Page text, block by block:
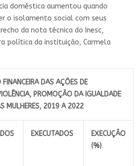
doméstica aumentou quando
o isolamento social com seus
da nota técnica do Inesc,
política da instituição, Carmela
DAS AÇÕES DE
PROMOÇÃO DA IGUALDADE
MULHERES, 2019 A 2022
EXECUTADOS
EXECUÇÃO
(%)